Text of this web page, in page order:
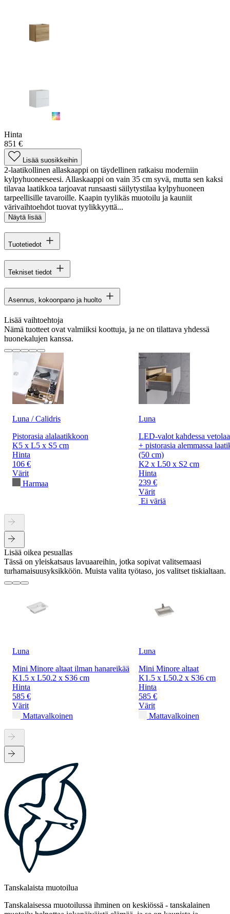
Hinta
851 €
Lisää suosikkeihin
2-laatikollinen allaskaappi on täydellinen ratkaisu moderniin
kylpyhuoneeseesi. Allaskaappi on vain 35 cm syvä, mutta sen kaksi
tilavaa laatikkoa tarjoavat runsaasti säilytystilaa kylpyhuoneen
tarpeellisille tavaroille. Kaapin tyylikäs muotoilu ja kauniit
värivaihtoehdot tuovat tyylikkyyttä...
Näytä lisää
Tuotetiedot
Tekniset tiedot
Asennus, kokoonpano ja huolto
Lisää vaihtoehtoja
Nämä tuotteet ovat valmiiksi koottuja, ja ne on tilattava yhdessä
huonekalujen kanssa.
Luna / Calidris
Pistorasia alalaatikkoon
K5 x L5 x S5 cm
Hinta
106 €
Värit
Harmaa
Luna
LED-valot kahdessa
+ pistorasia alemmassa
(50 cm)
K2 x L50 x S2 cm
Hinta
239 €
Värit
Ei väriä
Lisää oikea pesuallas
Tässä on yleiskatsaus lavuaareihin, jotka sopivat valitsemaasi
turhamaisuusyksikköön. Muista valita työtaso, jos valitset tiskialtaan.
Luna
Mini Minore altaat ilman hanareikää
K1.5 x L50.2 x S36 cm
Hinta
585 €
Värit
Mattavalkoinen
Luna
Mini Minore altaat
K1.5 x L50.2 x S36 cm
Hinta
585 €
Värit
Mattavalkoinen
Tanskalaista muotoilua
Tanskalaisessa muotoilussa ihminen on keskiössä - tanskalainen